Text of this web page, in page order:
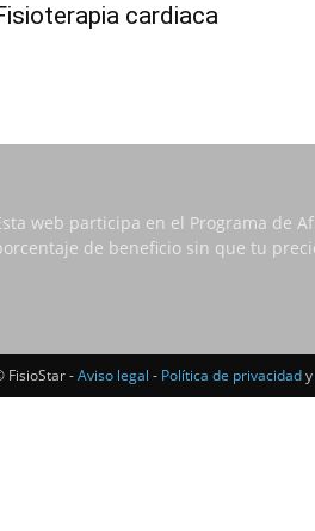
cardiaca
web participa en el Programa de
de beneficio sin que tu
FisioStar -Aviso legal - Política de privacidady